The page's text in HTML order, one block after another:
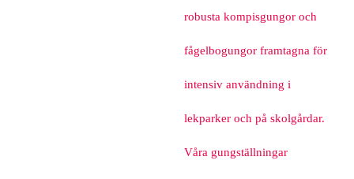
robusta kompisgungor och
fågelbogungor framtagna för
intensiv användning i
lekparker och på skolgårdar.
Våra gungställningar